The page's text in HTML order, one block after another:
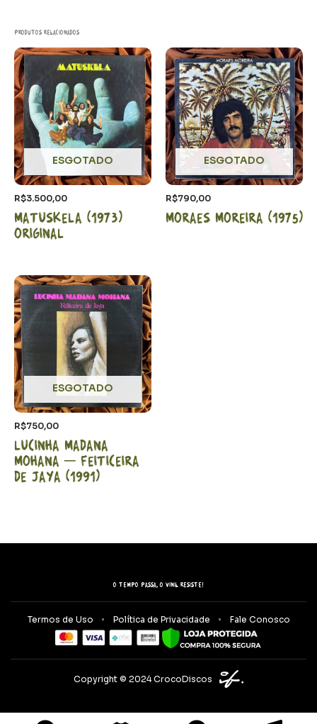
Produtos relacionados
ESGOTADO
R$3.500,00
Matuskela (1973)
Original
ESGOTADO
R$790,00
Moraes Moreira (1975)
ESGOTADO
R$750,00
Lucinha Madana
Mohana – Feiticeira
de Jaya (1991)
O tempo passa, o vinil resiste!
Termos de Uso Política de Privacidade Fale Conosco
Copyright © 2024 CrocoDiscos